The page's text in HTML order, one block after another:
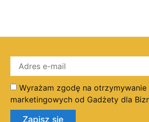
Wyrażam zgodę na
marketingowych od Gadżety dla
Zapisz się